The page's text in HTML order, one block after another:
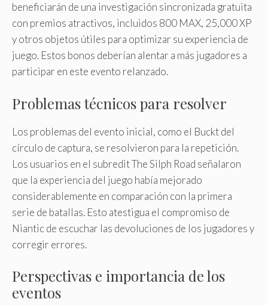
beneficiarán de una investigación sincronizada gratuita
con premios atractivos, incluidos 800 MAX, 25,000 XP
y otros objetos útiles para optimizar su experiencia de
juego. Estos bonos deberían alentar a más jugadores a
participar en este evento relanzado.
Problemas técnicos para resolver
Los problemas del evento inicial, como el Buckt del
círculo de captura, se resolvieron para la repetición.
Los usuarios en el subredit The Silph Road señalaron
que la experiencia del juego había mejorado
considerablemente en comparación con la primera
serie de batallas. Esto atestigua el compromiso de
Niantic de escuchar las devoluciones de los jugadores y
corregir errores.
Perspectivas e importancia de los
eventos